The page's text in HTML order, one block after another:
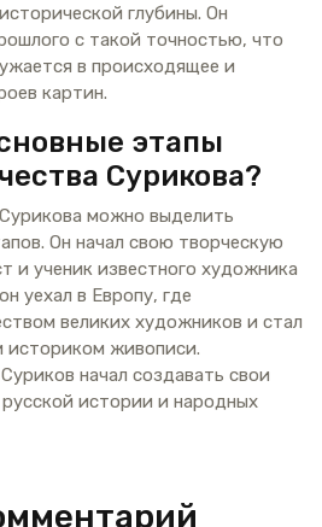
глубины. Он
с такой точностью, что
в происходящее и
картин.
этапы
Сурикова?
можно выделить
Он начал свою творческую
и ученик известного художника
уехал в Европу, где
великих художников и стал
живописи.
начал создавать свои
истории и народных